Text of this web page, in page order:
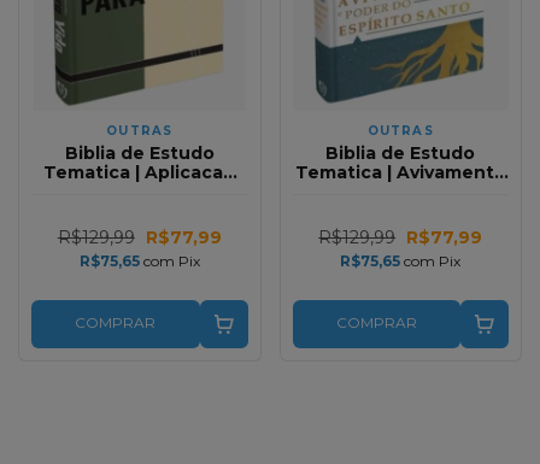
OUTRAS
Biblia de Estudo
Tematica | Aplicacao
R$129,99 R$77,99
R$75,65 com Pix
COMPRAR
OUTRAS
Biblia de Estudo
Tematica | Avivamento
Touch
R$129,99 R$77,99
R$75,65com Pix
COMPRAR